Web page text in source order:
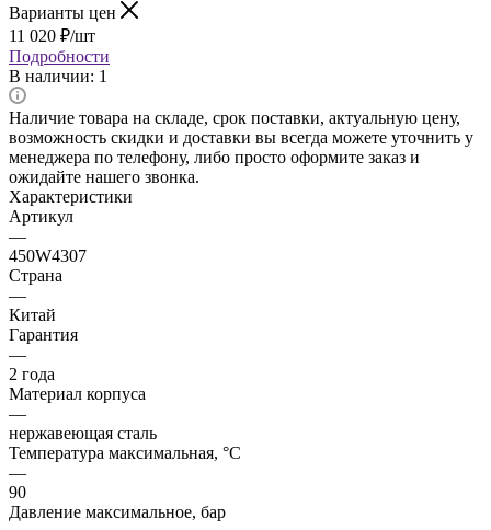
Варианты цен
11 020 ₽/шт
Подробности
В наличии: 1
Наличие товара на складе, срок поставки, актуальную цену,
возможность скидки и доставки вы всегда можете уточнить у
менеджера по телефону, либо просто оформите заказ и
ожидайте нашего звонка.
Характеристики
Артикул
—
450W4307
Страна
—
Китай
Гарантия
—
2 года
Материал корпуса
—
нержавеющая сталь
Температура максимальная, °C
—
90
Давление максимальное, бар